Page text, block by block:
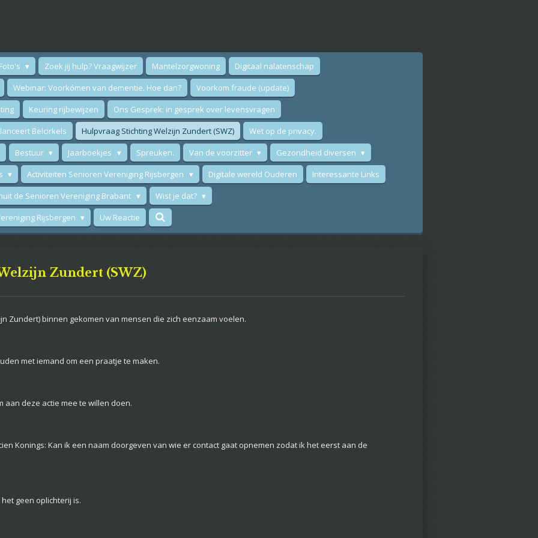
Foto's Zoek jij hulp? Vraagwijzer Mantelzorgwoning
Digitaal nalatenschap
Webinar: Voorkómen van dementie. Hoe dan?
Voorkom fraude (update)
Keuring rijbewijzen
Ons Gesprek: in gesprek over levensvragen
Belcirkels
Hulpvraag Stichting Welzijn Zundert (SWZ)
Wet op de privacy.
Bestuur Jaarboekjes Spreuken. Van de voorzitter
Gezondheid diversen
Activiteiten Senioren Vereniging Rijsbergen Digitale wereld Ouderen
Interessante Links
de Senioren Vereniging Brabant
Wist je dat?
Rijsbergen
Uw Reactie
Zundert (SWZ)
Zundert) binnen gekomen van mensen die zich eenzaam voelen.
met iemand om een praatje te maken.
aan deze actie mee te willen doen.
Konings: Kan ik een naam doorgeven van wie er contact gaat opnemen zodat ik het eerst aan de
geen oplichterij is.